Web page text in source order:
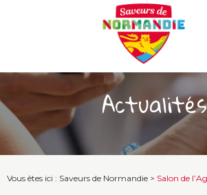
Actualités
Vous êtes ici : Saveurs de Normandie > Salon de
Panneau de gestion des cookies